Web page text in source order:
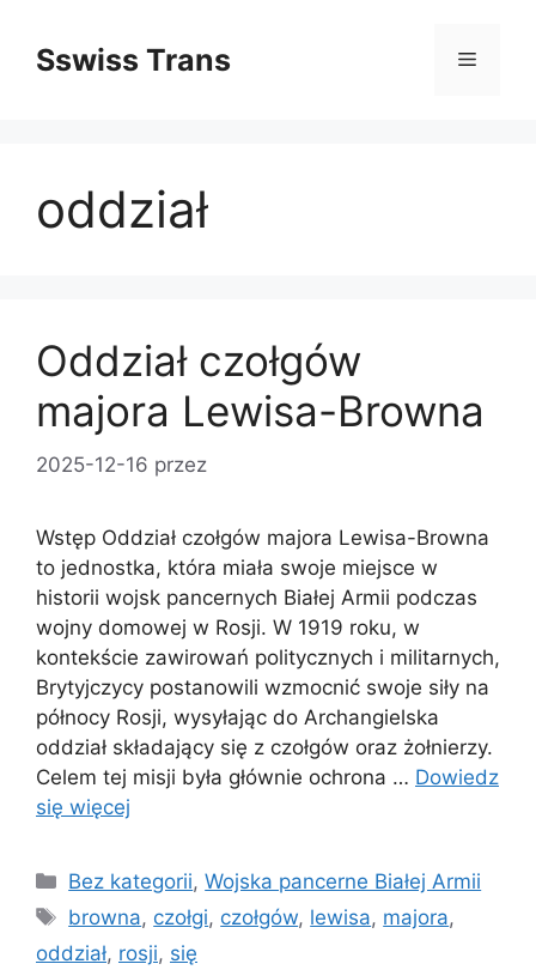
treściSswiss Trans Menu
oddział
Oddział czołgów
majora Lewisa-Browna
2025-12-16 przez
Wstęp Oddział czołgów majora Lewisa-Browna
to jednostka, która miała swoje miejsce w
historii wojsk pancernych Białej Armii podczas
wojny domowej w Rosji. W 1919 roku, w
kontekście zawirowań politycznych i militarnych,
Brytyjczycy postanowili wzmocnić swoje siły na
północy Rosji, wysyłając do Archangielska
oddział składający się z czołgów oraz żołnierzy.
Celem tej misji była głównie ochrona … Dowiedz
się więcej
Kategorie
Bez kategorii,Wojska pancerne Białej Armii
Tagi
browna, czołgi, czołgów, lewisa, majora,
oddział, rosji, się